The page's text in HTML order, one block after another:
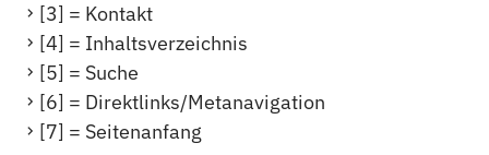
[3] = Kontakt
[4] = Inhaltsverzeichnis
[5] = Suche
[6] = Direktlinks/Metanavigation
[7] = Seitenanfang